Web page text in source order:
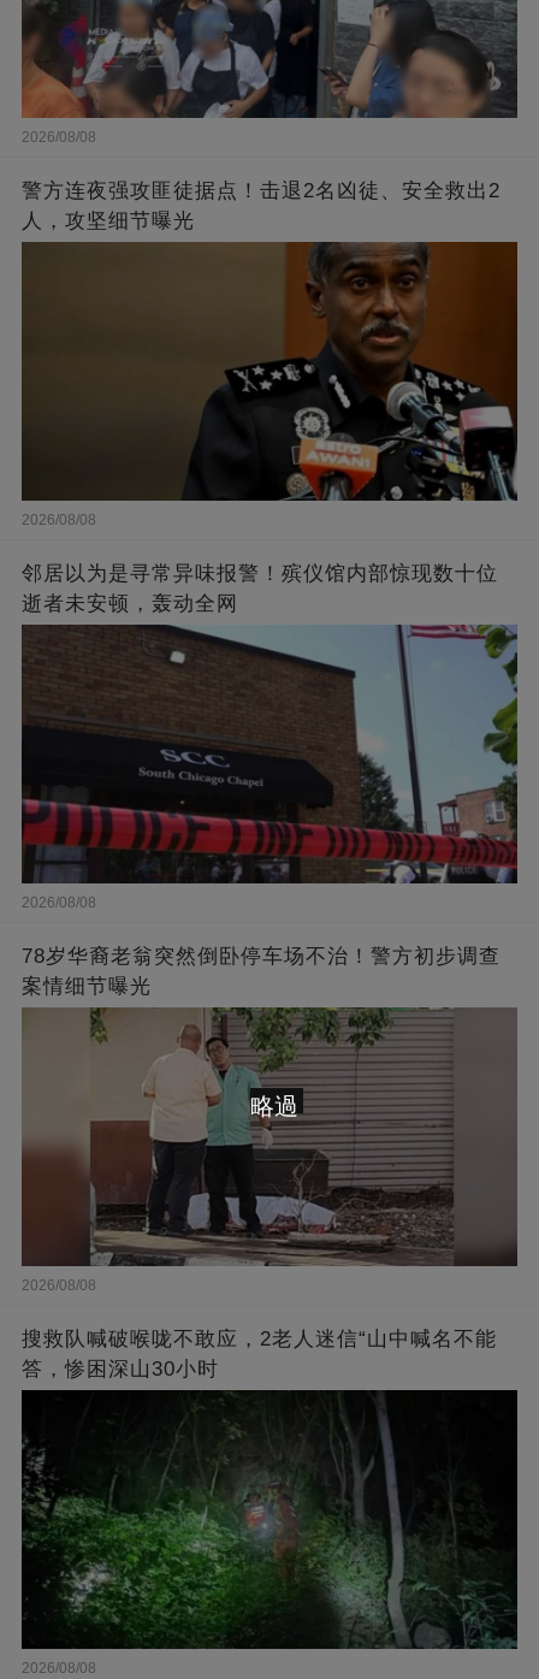
2026/08/08
警方连夜强攻匪徒据点！击退2名凶徒、安全救出2
人，攻坚细节曝光
2026/08/08
邻居以为是寻常异味报警！殡仪馆内部惊现数十位
逝者未安顿，轰动全网
2026/08/08
78岁华裔老翁突然倒卧停车场不治！警方初步调查
案情细节曝光
2026/08/08
搜救队喊破喉咙不敢应，2老人迷信“山中喊名不能
答，惨困深山30小时
2026/08/08
略過